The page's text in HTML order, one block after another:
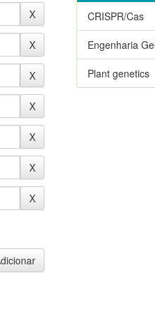
CRISPR/Cas
Engenharia
Plant genetics